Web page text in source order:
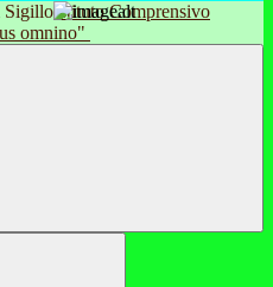
Istituto Comprensivo
omnino"